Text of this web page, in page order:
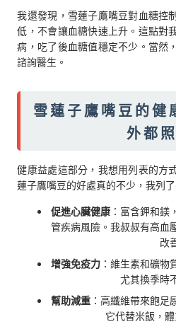
我還發現，雪蓮子鷹嘴豆對血糖控
低，不會讓血糖快速上升。這點對
病，吃了後血糖值穩定不少。當然
諮詢醫生。
雪蓮子鷹嘴豆的健
外都
健康益處這部分，我想用列表的方
蓮子鷹嘴豆的好處真的不少，我列
促進心臟健康：富含鉀和鎂
管疾病風險。我叔叔有高血
改
增強免疫力：維生素和礦物
尤其換季時
幫助減重：高纖維帶來飽足
它代替米飯，